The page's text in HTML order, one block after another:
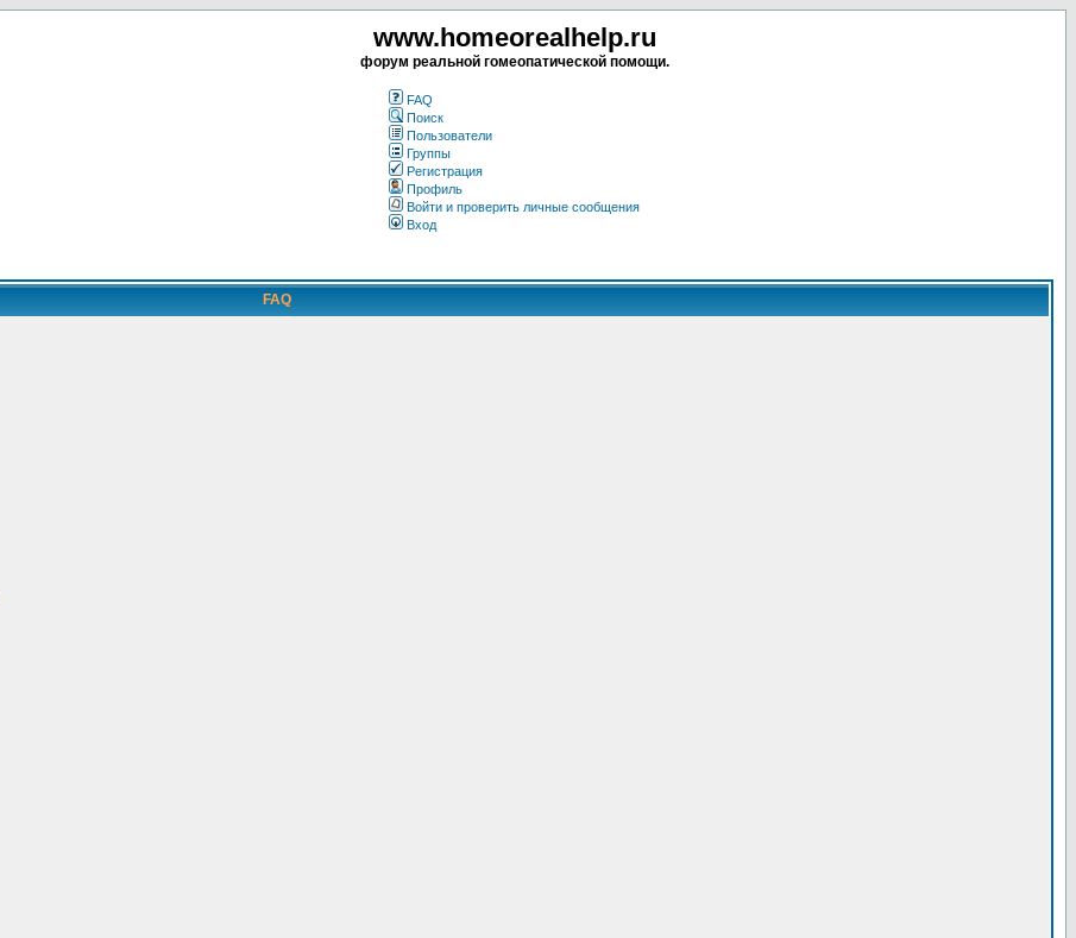
www.homeorealhelp.ru
форум реальной гомеопатической помощи.
FAQ
Поиск
Пользователи
Группы
Регистрация
Профиль
Войти и проверить личные сообщения
Вход
FAQ